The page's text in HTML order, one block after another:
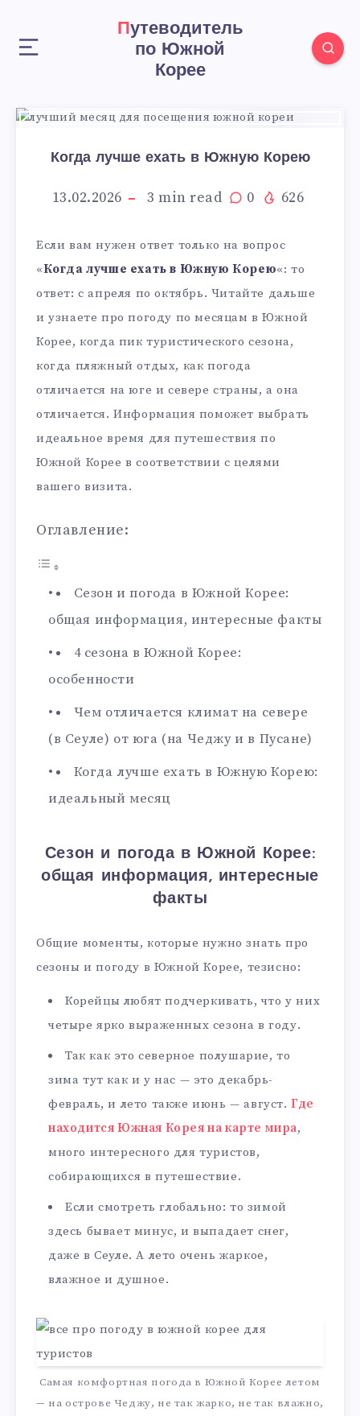
Путеводитель
по Южной
Корее
Когда лучше ехать в Южную Корею
13.02.2026 3 min read 0 626
Если вам нужен ответ только на вопрос
«Когда лучше ехать в Южную Корею«: то
ответ: с апреля по октябрь. Читайте дальше
и узнаете про погоду по месяцам в Южной
Корее, когда пик туристического сезона,
когда пляжный отдых, как погода
отличается на юге и севере страны, а она
отличается. Информация поможет выбрать
идеальное время для путешествия по
Южной Корее в соответствии с целями
вашего визита.
Оглавление:
Сезон и погода в Южной Корее:
общая информация, интересные факты
4 сезона в Южной Корее:
особенности
Чем отличается климат на севере
(в Сеуле) от юга (на Чеджу и в Пусане)
Когда лучше ехать в Южную Корею:
идеальный месяц
Сезон и погода в Южной Корее:
общая информация, интересные
факты
Общие моменты, которые нужно знать про
сезоны и погоду в Южной Корее, тезисно:
Корейцы любят подчеркивать, что у них
четыре ярко выраженных сезона в году.
Так как это северное полушарие, то
зима тут как и у нас — это декабрь-
февраль, и лето также июнь — август.Где
находится Южная Корея на карте мира,
много интересного для туристов,
собирающихся в путешествие.
Если смотреть глобально: то зимой
здесь бывает минус, и выпадает снег,
даже в Сеуле. А лето очень жаркое,
влажное и душное.
Самая комфортная погода в Южной Корее летом
— на острове Чеджу, не так жарко, не так влажно,